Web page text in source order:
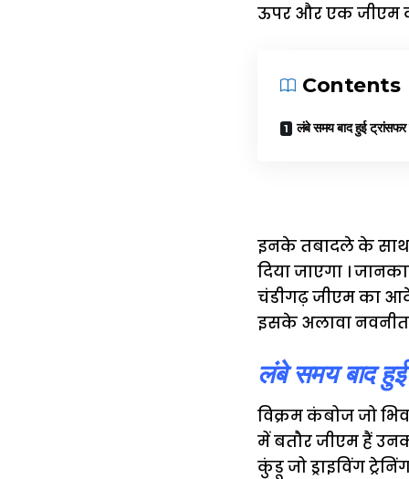
ऊपर और एक जीएम
Contents
लंबे समय बाद हुई ट्रांसफर
इनके तबादले के साथ
दिया जाएगा ।
चंडीगढ़ जीएम का
इसके अलावा नवनीत
लंबे समय बाद
विक्रम कंबोज जो
में बतौर जीएम हैं
कुंडू जो ड्राइविंग